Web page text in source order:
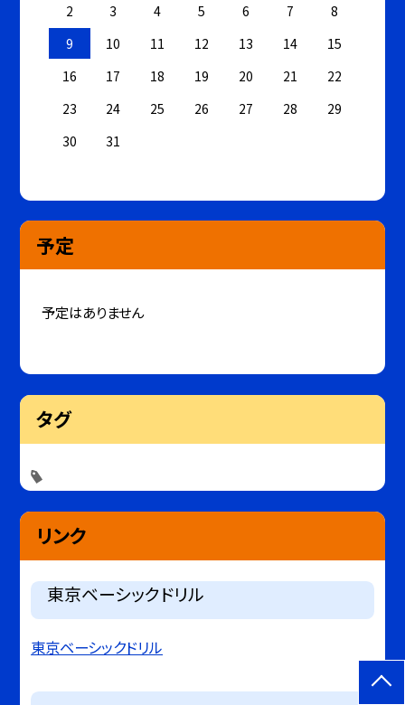
2
3 4 5 6 7
8
9
10 11 12 13 14
15
16
17 18 19 20 21
22
23
24 25 26 27 28
29
30
31
予定
予定はありません
タグ
リンク
東京ベーシックドリル
東京ベーシックドリル